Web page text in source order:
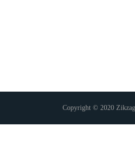
Copyright © 2020